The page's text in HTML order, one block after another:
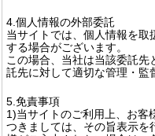
4.個人情報の外部委託
当サイトでは、個人情報を取
する場合がございます。
この場合、当社は当該委託
託先に対して適切な管理・監
5.免責事項
1)当サイトのご利用上、お客
つきましては、その旨表示を